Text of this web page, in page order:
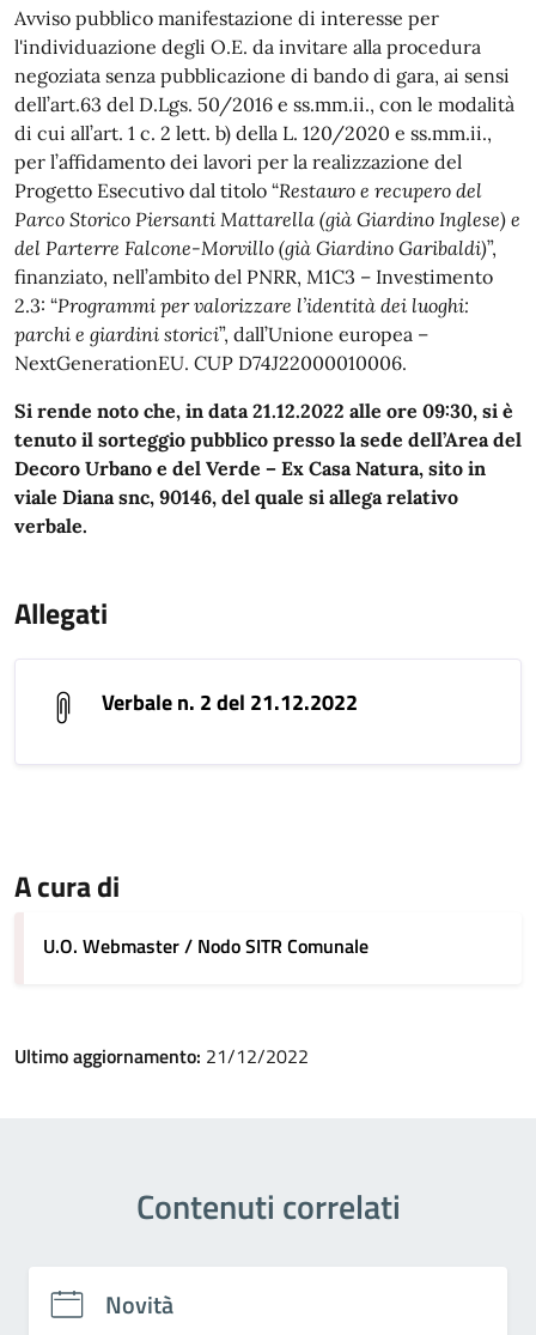
Avviso pubblico manifestazione di interesse per
l'individuazione degli O.E. da invitare alla procedura
negoziata senza pubblicazione di bando di gara, ai sensi
dell’art.63 del D.Lgs. 50/2016 e ss.mm.ii., con le modalità
di cui all’art. 1 c. 2 lett. b) della L. 120/2020 e ss.mm.ii.,
per l’affidamento dei lavori per la realizzazione del
Progetto Esecutivo dal titolo “Restauro e recupero del
Parco Storico Piersanti Mattarella (già Giardino Inglese) e
del Parterre Falcone-Morvillo (già Giardino Garibaldi)”,
finanziato, nell’ambito del PNRR, M1C3 – Investimento
2.3: “Programmi per valorizzare l’identità dei luoghi:
parchi e giardini storici”, dall’Unione europea –
NextGenerationEU. CUP D74J22000010006.
Si rende noto che, in data 21.12.2022 alle ore 09:30, si è
tenuto il sorteggio pubblico presso la sede dell’Area del
Decoro Urbano e del Verde – Ex Casa Natura, sito in
viale Diana snc, 90146, del quale si allega relativo
verbale.
Allegati
Verbale n. 2 del 21.12.2022
A cura di
U.O. Webmaster / Nodo SITR Comunale
Ultimo aggiornamento: 21/12/2022
Contenuti correlati
Novità